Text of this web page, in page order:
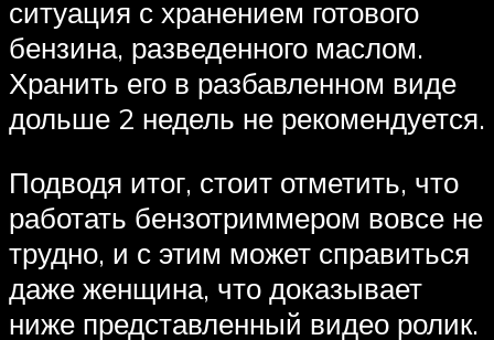
ситуация с хранением готового
бензина, разведенного маслом.
Хранить его в разбавленном виде
дольше 2 недель не рекомендуется.
Подводя итог, стоит отметить, что
работать бензотриммером вовсе не
трудно, и с этим может справиться
даже женщина, что доказывает
ниже представленный видео ролик.